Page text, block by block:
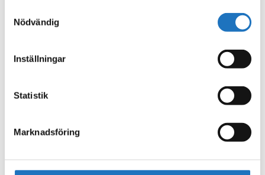
Nödvändig
Inställningar
Statistik
Marknadsföring